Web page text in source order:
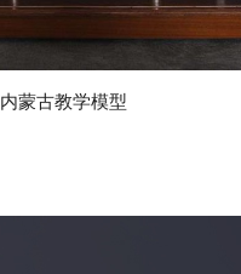
内蒙古教学模型